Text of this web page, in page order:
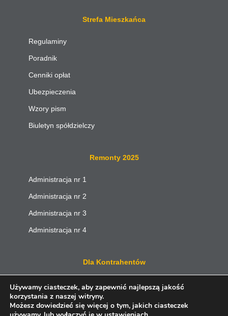
Strefa Mieszkańca
Regulaminy
Poradnik
Cenniki opłat
Ubezpieczenia
Wzory pism
Biuletyn spółdzielczy
Remonty 2025
Administracja nr 1
Administracja nr 2
Administracja nr 3
Administracja nr 4
Dla Kontrahentów
Przetargi
Wolne lokale
Używamy ciasteczek, aby zapewnić najlepszą jakość
korzystania z naszej witryny.
Możesz dowiedzieć się więcej o tym, jakich ciasteczek